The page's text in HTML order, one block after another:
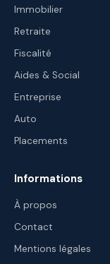
Immobilier
Retraite
Fiscalité
Aides & Social
Entreprise
Auto
Placements
Informations
À propos
Contact
Mentions légales